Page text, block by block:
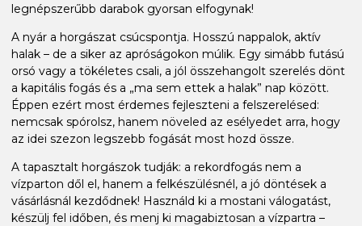
legnépszerűbb darabok gyorsan elfogynak!
A nyár a horgászat csúcspontja. Hosszú nappalok, aktív
halak – de a siker az apróságokon múlik. Egy simább futású
orsó vagy a tökéletes csali, a jól összehangolt szerelés dönt
a kapitális fogás és a „ma sem ettek a halak” nap között.
Éppen ezért most érdemes fejleszteni a felszerelésed:
nemcsak spórolsz, hanem növeled az esélyedet arra, hogy
az idei szezon legszebb fogását most hozd össze.
A tapasztalt horgászok tudják: a rekordfogás nem a
vízparton dől el, hanem a felkészülésnél, a jó döntések a
vásárlásnál kezdődnek! Használd ki a mostani válogatást,
készülj fel időben, és menj ki magabiztosan a vízpartra –